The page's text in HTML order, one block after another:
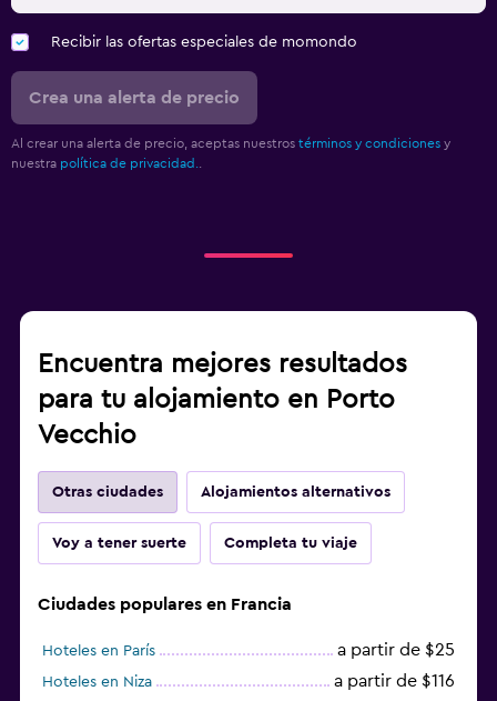
Recibir las ofertas especiales de momondo
Crea una alerta de precio
Al crear una alerta de precio, aceptas nuestros términos y condiciones y
nuestra política de privacidad.
Encuentra mejores resultados
para tu alojamiento en Porto
Vecchio
Otras ciudades Alojamientos alternativos
Voy a tener suerte Completa tu viaje
Ciudades populares en Francia
Hoteles en París a partir de $25
Hoteles en Niza a partir de $116